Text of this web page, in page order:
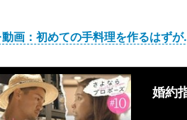
画：初めての手料理を作るはず
婚約